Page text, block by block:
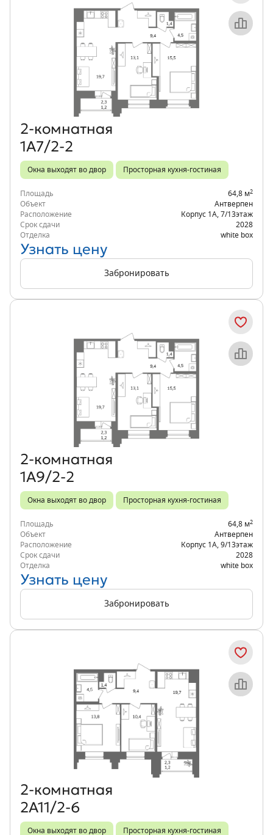
Объект месяца
2‑комнатная
1А7/2-2
Окна выходят во двор Просторная кухня-гостиная
Площадь 64,8 м2
Объект
Антверпен
Расположение
Корпус 1А 7/13этаж
Срок сдачи
2028
Отделка
white box
Узнать цену
Забронировать
Объект месяца
2‑комнатная
1А9/2-2
Окна выходят во двор Просторная кухня-гостиная
Площадь 64,8 м2
Объект
Антверпен
Расположение
Корпус 1А 9/13этаж
Срок сдачи
2028
Отделка
white box
Узнать цену
Забронировать
Объект месяца
2‑комнатная
2А11/2-6
Окна выходят во двор Просторная кухня-гостиная